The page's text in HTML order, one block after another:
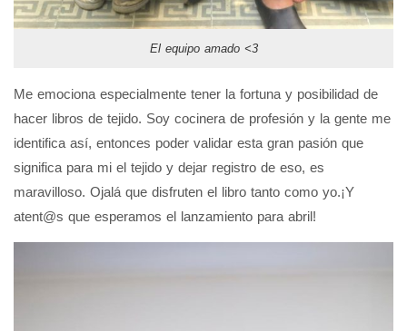
El equipo amado <3
Me emociona especialmente tener la fortuna y posibilidad de
hacer libros de tejido. Soy cocinera de profesión y la gente me
identifica así, entonces poder validar esta gran pasión que
significa para mi el tejido y dejar registro de eso, es
maravilloso. Ojalá que disfruten el libro tanto como yo.¡Y
atent@s que esperamos el lanzamiento para abril!